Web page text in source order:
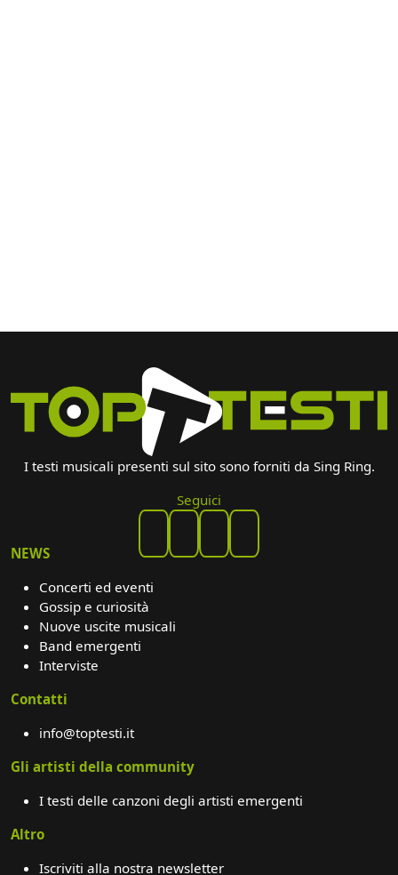
I testi musicali presenti sul sito sono forniti da Sing Ring.
Seguici
NEWS
Concerti ed eventi
Gossip e curiosità
Nuove uscite musicali
Band emergenti
Interviste
Contatti
info@toptesti.it
Gli artisti della community
I testi delle canzoni degli artisti emergenti
Altro
Iscriviti alla nostra newsletter